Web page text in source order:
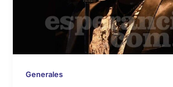
Generales